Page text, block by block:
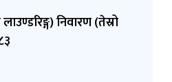
निवारण (तेस्रो